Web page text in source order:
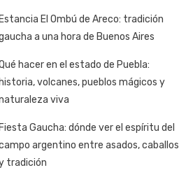
Estancia El Ombú de Areco: tradición
a una hora de Buenos Aires
hacer en el estado de Puebla:
historia, volcanes, pueblos mágicos y
viva
Fiesta Gaucha: dónde ver el espíritu del
argentino entre asados, caballos
tradición